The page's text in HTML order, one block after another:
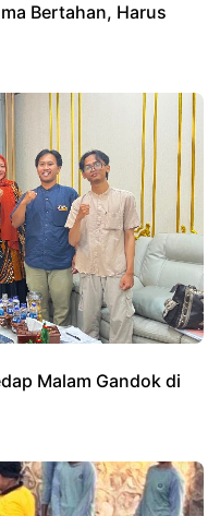
Bertahan, Harus
Malam Gandok di